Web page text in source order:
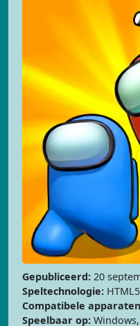
Gepubliceerd: 20
Speltechnologie: HTML5
Compatibele
Speelbaar op: